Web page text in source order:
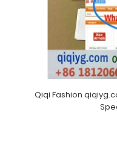
Qiqi Fashion